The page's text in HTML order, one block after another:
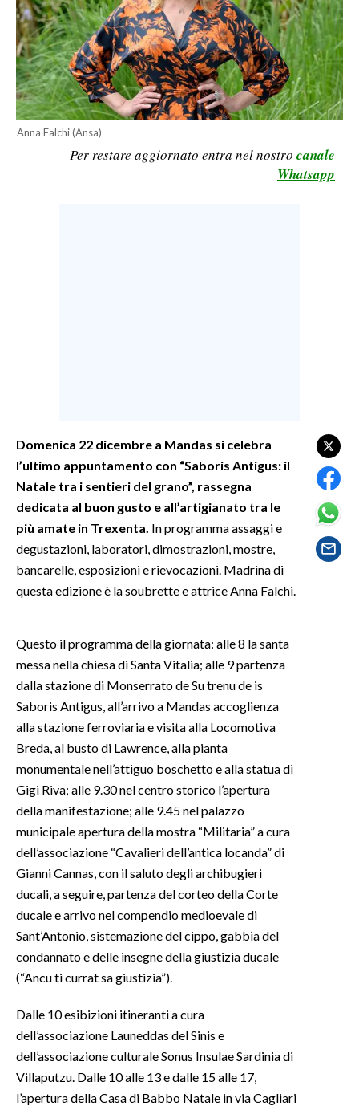
LAVORO
BANDI
SPORT IN SARDEGNA
SPORT
SALUTE
SARDEGNA TURISMO
SARDI NEL MONDO
NOTIZIE
EVENTI
3 MINUTI CON
INSULARITÀ
INFO AZIENDE
ABBONATI
ANNUNCI
PUBBLICITÀ
SPIAGGE
STORE
Anna Falchi (Ansa)
Per restare aggiornato entra nel nostro canale
Whatsapp
Domenica 22 dicembre a Mandas si celebra
l’ultimo appuntamento con “Saboris Antigus: il
Natale tra i sentieri del grano”, rassegna
dedicata al buon gusto e all’artigianato tra le
più amate in Trexenta. In programma assaggi e
degustazioni, laboratori, dimostrazioni, mostre,
bancarelle, esposizioni e rievocazioni. Madrina di
questa edizione è la soubrette e attrice Anna Falchi.
Questo il programma della giornata: alle 8 la santa
messa nella chiesa di Santa Vitalia; alle 9 partenza
dalla stazione di Monserrato de Su trenu de is
Saboris Antigus, all’arrivo a Mandas accoglienza
alla stazione ferroviaria e visita alla Locomotiva
Breda, al busto di Lawrence, alla pianta
monumentale nell’attiguo boschetto e alla statua di
Gigi Riva; alle 9.30 nel centro storico l’apertura
della manifestazione; alle 9.45 nel palazzo
municipale apertura della mostra “Militaria” a cura
dell’associazione “Cavalieri dell’antica locanda” di
Gianni Cannas, con il saluto degli archibugieri
ducali, a seguire, partenza del corteo della Corte
ducale e arrivo nel compendio medioevale di
Sant’Antonio, sistemazione del cippo, gabbia del
condannato e delle insegne della giustizia ducale
(“Ancu ti currat sa giustizia”).
Dalle 10 esibizioni itineranti a cura
dell’associazione Launeddas del Sinis e
dell’associazione culturale Sonus Insulae Sardinia di
Villaputzu. Dalle 10 alle 13 e dalle 15 alle 17,
l’apertura della Casa di Babbo Natale in via Cagliari